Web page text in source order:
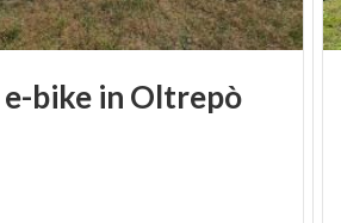
e-bike in Oltrepò